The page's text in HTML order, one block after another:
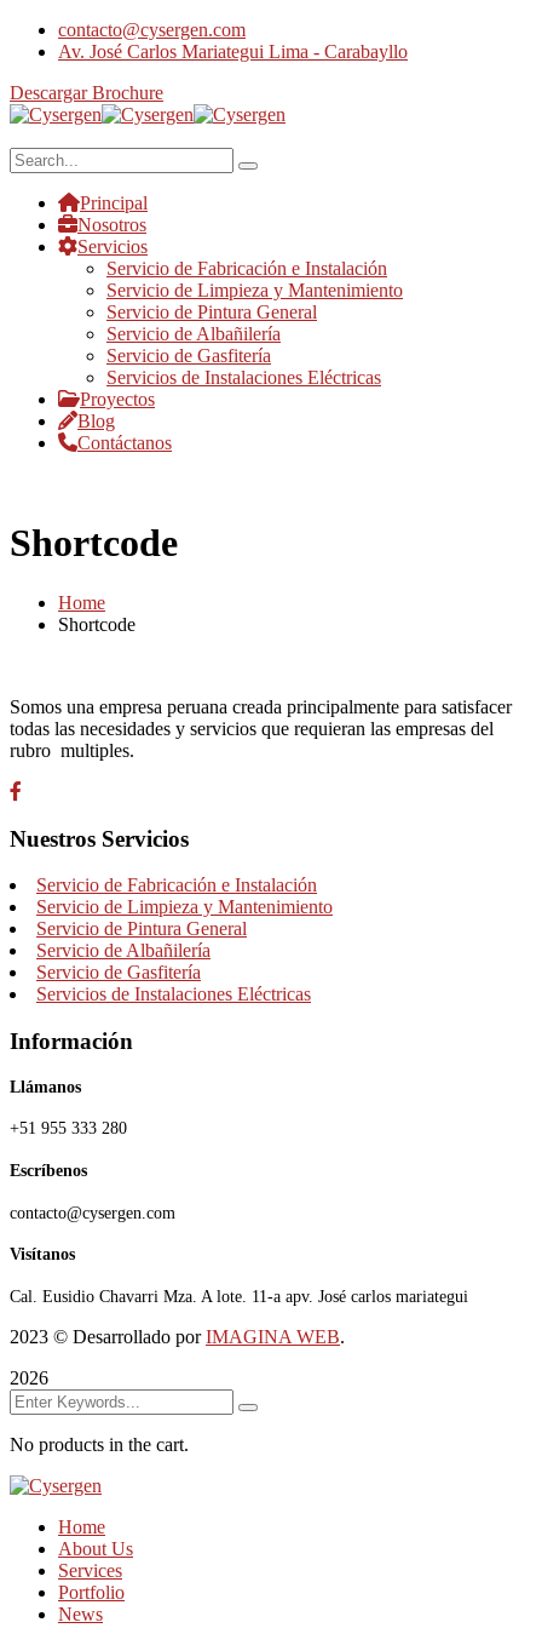
contacto@cysergen.com
Av. José Carlos Mariategui Lima - Carabayllo
Descargar Brochure
Principal
Nosotros
Servicios
Servicio de Fabricación e Instalación
Servicio de Limpieza y Mantenimiento
Servicio de Pintura General
Servicio de Albañilería
Servicio de Gasfitería
Servicios de Instalaciones Eléctricas
Proyectos
Blog
Contáctanos
Shortcode
Home
Shortcode
Somos una empresa peruana creada principalmente para satisfacer
todas las necesidades y servicios que requieran las empresas del
rubro multiples.
Nuestros Servicios
Servicio de Fabricación e Instalación
Servicio de Limpieza y Mantenimiento
Servicio de Pintura General
Servicio de Albañilería
Servicio de Gasfitería
Servicios de Instalaciones Eléctricas
Información
Llámanos
+51 955 333 280
Escríbenos
contacto@cysergen.com
Visítanos
Cal. Eusidio Chavarri Mza. A lote. 11-a apv. José carlos mariategui
2023 © Desarrollado porIMAGINA WEB.
2026
No products in the cart.
Home
About Us
Services
Portfolio
News